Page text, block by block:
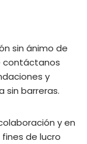
sin ánimo de
contáctanos
y
sin barreras.
y en
de lucro